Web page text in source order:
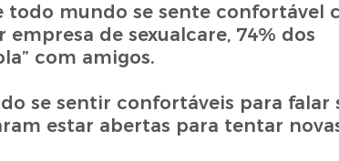
todo mundo se sente confortável
de sexualcare, 74% dos
com amigos.
se sentir confortáveis para falar
estar abertas para tentar